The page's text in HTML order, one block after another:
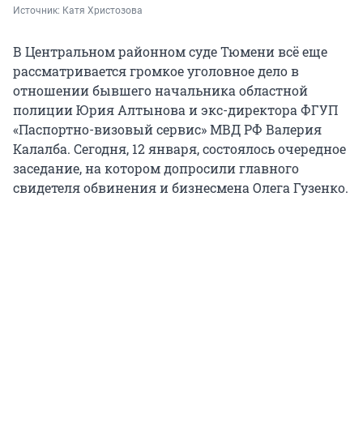
Источник: Катя Христозова
В Центральном районном суде Тюмени всё еще
рассматривается громкое уголовное дело в
отношении бывшего начальника областной
полиции Юрия Алтынова и экс-директора ФГУП
«Паспортно-визовый сервис» МВД РФ Валерия
Калалба. Сегодня, 12 января, состоялось очередное
заседание, на котором допросили главного
свидетеля обвинения и бизнесмена Олега Гузенко.